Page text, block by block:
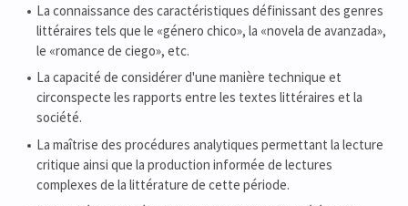
La connaissance des caractéristiques définissant des genres
littéraires tels que le «género chico», la «novela de avanzada»,
le «romance de ciego», etc.
La capacité de considérer d'une manière technique et
circonspecte les rapports entre les textes littéraires et la
société.
La maîtrise des procédures analytiques permettant la lecture
critique ainsi que la production informée de lectures
complexes de la littérature de cette période.